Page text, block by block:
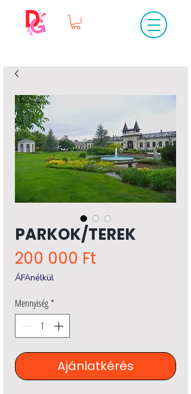
PARKOK/TEREK
200 000 Ft
ÁFAnélkül
Mennyiség*
Ajánlatkérés